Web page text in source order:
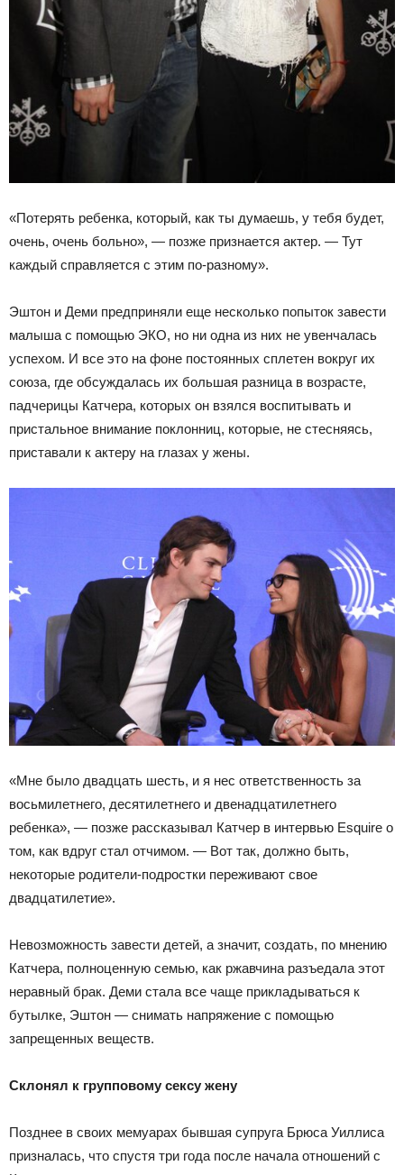
«Потерять ребенка, который, как ты думаешь, у тебя будет,
очень, очень больно», — позже признается актер. — Тут
каждый справляется с этим по-разному».
Эштон и Деми предприняли еще несколько попыток завести
малыша с помощью ЭКО, но ни одна из них не увенчалась
успехом. И все это на фоне постоянных сплетен вокруг их
союза, где обсуждалась их большая разница в возрасте,
падчерицы Катчера, которых он взялся воспитывать и
пристальное внимание поклонниц, которые, не стесняясь,
приставали к актеру на глазах у жены.
«Мне было двадцать шесть, и я нес ответственность за
восьмилетнего, десятилетнего и двенадцатилетнего
ребенка», — позже рассказывал Катчер в интервью Esquire о
том, как вдруг стал отчимом. — Вот так, должно быть,
некоторые родители-подростки переживают свое
двадцатилетие».
Невозможность завести детей, а значит, создать, по мнению
Катчера, полноценную семью, как ржавчина разъедала этот
неравный брак. Деми стала все чаще прикладываться к
бутылке, Эштон — снимать напряжение с помощью
запрещенных веществ.
Склонял к групповому сексу жену
Позднее в своих мемуарах бывшая супруга Брюса Уиллиса
призналась, что спустя три года после начала отношений с